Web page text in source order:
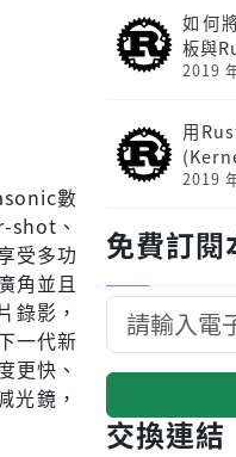
數
shot、
受多功
角並且
錄影，
一代新
更快、
光鏡，
如何
板與
2019
用
2019
免費訂閱
交換連結